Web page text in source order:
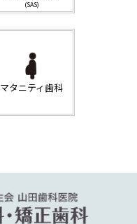
(SAS)
マタニティ歯科